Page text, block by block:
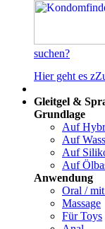
suchen?
Hier geht es zZ
Gleitgel &
Grundlage
Auf
Auf
Auf
Auf
Anwendung
Oral /
Massage
Für Toys